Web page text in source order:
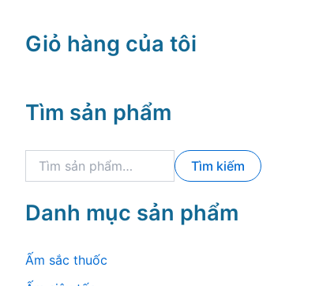
Giỏ hàng của tôi
Tìm sản phẩm
k
m
:
Tìm kiếm
Danh mục sản phẩm
Ấm sắc thuốc